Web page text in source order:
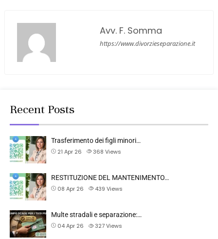
Avv. F. Somma
https://www.divorzieseparazione.it
Recent Posts
Trasferimento dei figli minori…
21 Apr 26
368 Views
RESTITUZIONE DEL MANTENIMENTO…
08 Apr 26
439 Views
Multe stradali e separazione:…
04 Apr 26
327Views